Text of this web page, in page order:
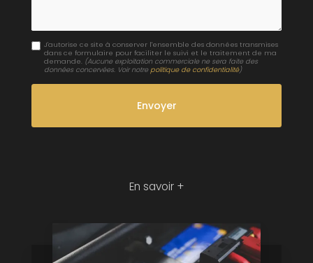
J'autorise ce site à conserver l'ensemble des données transmises
dans ce formulaire pour faciliter le suivi et le traitement de ma
demande. (Aucune exploitation commerciale ne sera faite des
données concervées. Voir notre politique de confidentialité)
En savoir +